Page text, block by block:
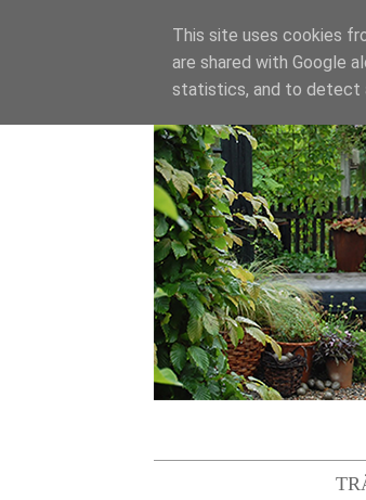
This site uses cookies
are shared with Google
statistics, and to detect